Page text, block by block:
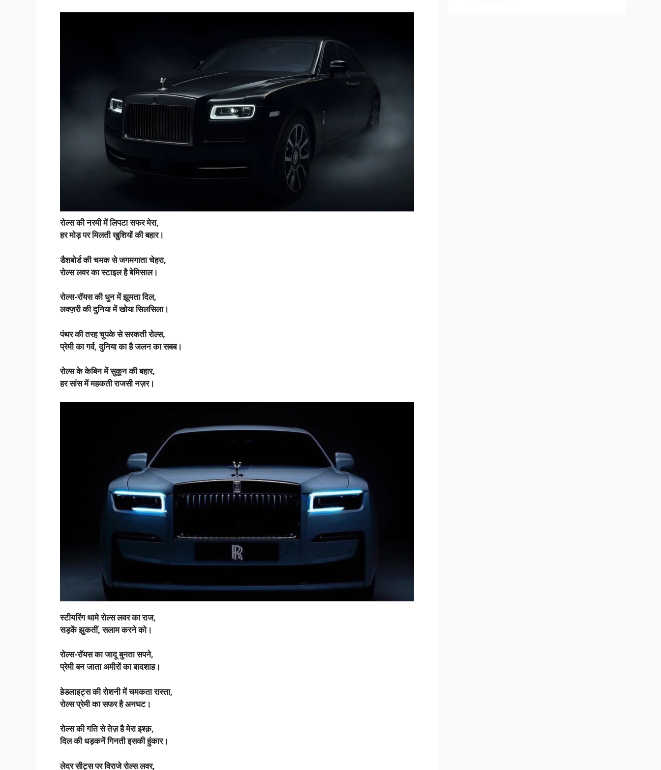
रोल्स की नरमी में लिपटा सफर मेरा,
हर मोड़ पर मिलती खुशियों की बहार।
डैशबोर्ड की चमक से जगमगाता चेहरा,
रोल्स लवर का स्टाइल है बेमिसाल।
रोल्स-रॉयस की धुन में झूमता दिल,
लक्ज़री की दुनिया में खोया सिलसिला।
पंथर की तरह चुपके से सरकती रोल्स,
प्रेमी का गर्व, दुनिया का है जलन का सबब।
रोल्स के केबिन में सुकून की बहार,
हर सांस में महकती राजसी नज़र।
स्टीयरिंग थामे रोल्स लवर का राज,
सड़कें झुकतीं, सलाम करने को।
रोल्स-रॉयस का जादू बुनता सपने,
प्रेमी बन जाता अमीरों का बादशाह।
हेडलाइट्स की रोशनी में चमकता रास्ता,
रोल्स प्रेमी का सफर है अनघट।
रोल्स की गति से तेज़ है मेरा इश्क़,
दिल की धड़कनें गिनती इसकी हुंकार।
लेदर सीट्स पर विराजे रोल्स लवर,